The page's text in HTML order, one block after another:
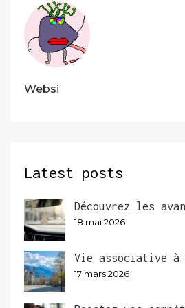
Websi
Latest posts
Découvrez les
18 mai 2026
Vie associative à
17 mars 2026